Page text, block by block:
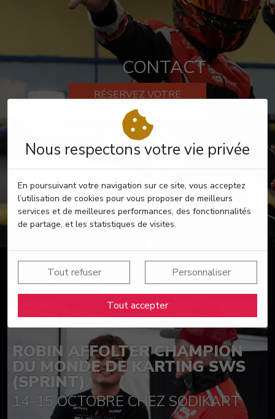
Nous respectons votre vie privée
En poursuivant votre navigation sur ce site, vous acceptez
l’utilisation de cookies pour vous proposer de meilleurs
services et de meilleures performances, des fonctionnalités
de partage, et les statistiques de visites.
Tout refuser Personnaliser
Tout accepter
CONTACT
RÉSERVEZ VOTRE
PASSAGE
Suivez nos actualités
ROBIN AFFOLTER CHAMPION
DU MONDE DE KARTING SWS
(SPRINT)
14-15 OCTOBRE CHEZ SODIKART